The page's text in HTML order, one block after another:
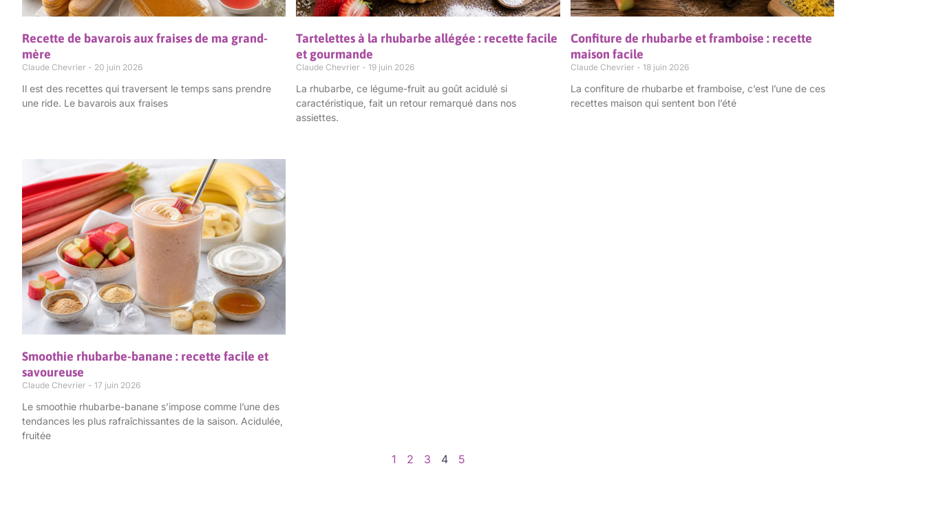
Recette de bavarois aux fraises de ma grand-
mère
Claude Chevrier 20 juin 2026
Il est des recettes qui traversent le temps sans prendre
une ride. Le bavarois aux fraises
Tartelettes à la rhubarbe allégée : recette facile
et gourmande
Claude Chevrier 19 juin 2026
La rhubarbe, ce légume-fruit au goût acidulé si
caractéristique, fait un retour remarqué dans nos
assiettes.
Confiture de rhubarbe et framboise : recette
maison facile
Claude Chevrier 18 juin 2026
La confiture de rhubarbe et framboise, c’est l’une de ces
recettes maison qui sentent bon l’été
Smoothie rhubarbe-banane : recette facile et
savoureuse
Claude Chevrier 17 juin 2026
Le smoothie rhubarbe-banane s’impose comme l’une des
tendances les plus rafraîchissantes de la saison. Acidulée,
fruitée
1 2 3 4 5